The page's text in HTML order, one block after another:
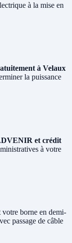
à la mise en
à Velaux
la puissance
et crédit
à votre
votre borne en demi-
passage de câble